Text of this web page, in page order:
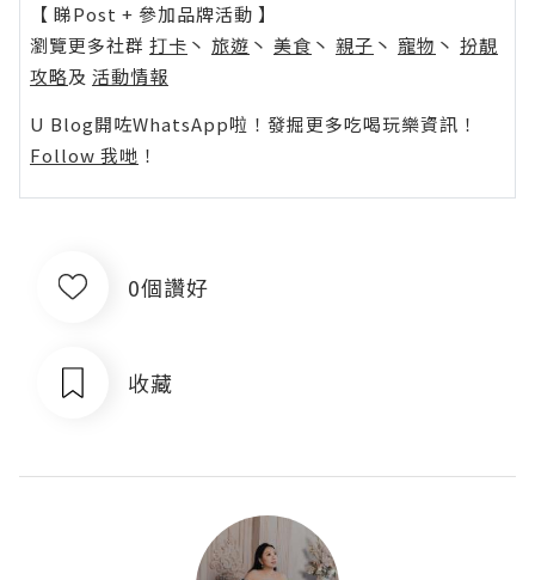
【 睇Post + 參加品牌活動 】
瀏覽更多社群 打卡 丶 旅遊 丶 美食 丶 親子 丶 寵物 丶 扮靚
攻略及 活動情報
U Blog開咗WhatsApp啦！發掘更多吃喝玩樂資訊！
Follow 我哋 ！
0個讚好
收藏